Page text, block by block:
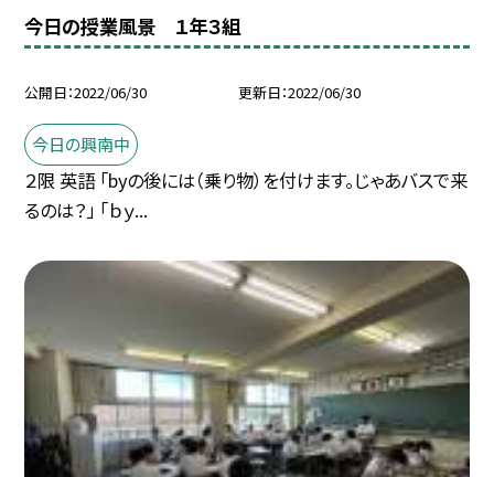
今日の授業風景 １年３組
公開日 2022/06/30 更新日 2022/06/30
今日の興南中
２限 英語 「byの後には（乗り物）を付けます。じゃあバスで来
るのは？」 「ｂｙ...